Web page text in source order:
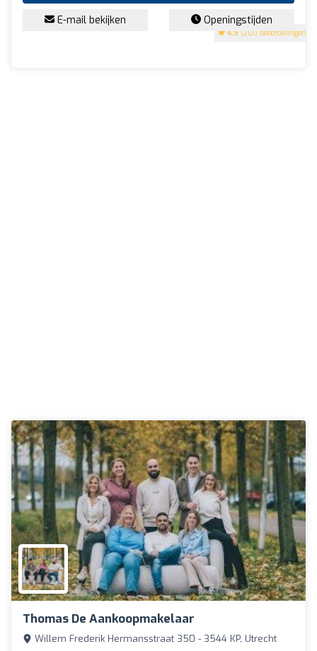
4.9 (200 beoordelingen)
E-mail bekijken Openingstijden
Thomas De Aankoopmakelaar
Willem Frederik Hermansstraat 350 - 3544 KP, Utrecht